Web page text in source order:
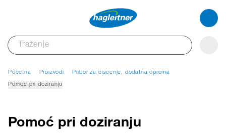
Početna Proizvodi Pribor za čišćenje, dodatna oprema
Pomoć pri doziranju
Pomoć pri doziranju